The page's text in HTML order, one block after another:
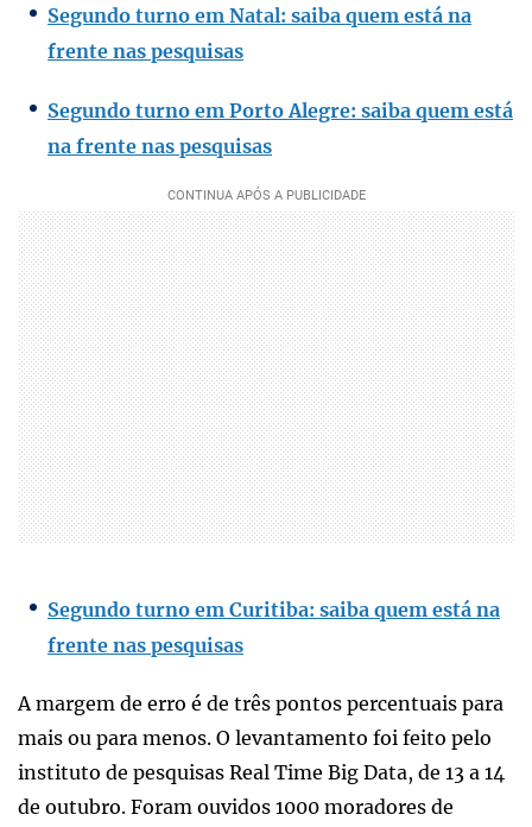
Segundo turno em Natal: saiba quem está na
frente nas pesquisas
Segundo turno em Porto Alegre: saiba quem está
na frente nas pesquisas
Segundo turno em Curitiba: saiba quem está na
frente nas pesquisas
A margem de erro é de três pontos percentuais para
mais ou para menos. O levantamento foi feito pelo
instituto de pesquisas Real Time Big Data, de 13 a 14
de outubro. Foram ouvidos 1000 moradores de